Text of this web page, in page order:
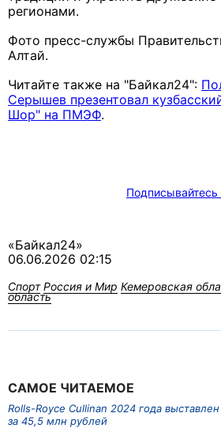
регионами.
Фото пресс-службы
Алтай.
Читайте также на "Байкал24":
Серышев презентовал
Шор" на ПМЭФ.
«Байкал24»
06.06.2026 02:15
Спорт Россия и Мир Кемеровская
область
САМОЕ ЧИТАЕМОЕ
Rolls-Royce Cullinan 2024 года
за 45,5 млн рублей